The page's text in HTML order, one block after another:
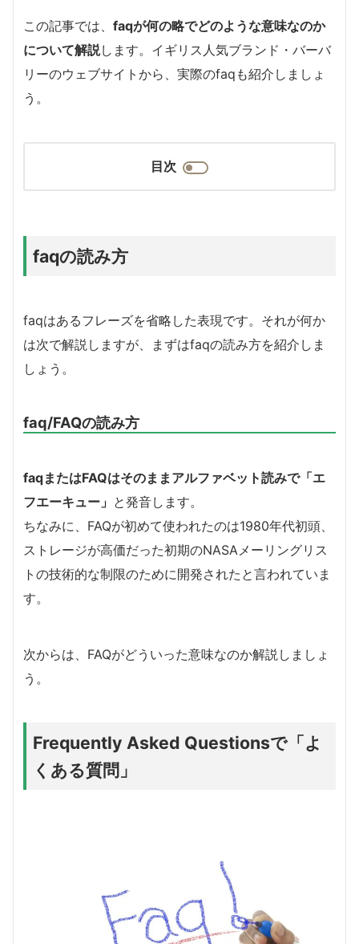
この記事では、 faqが何の略でどのような意味なのか
について解説します。イギリス人気ブランド・バーバ
リーのウェブサイトから、実際のfaqも紹介しましょ
う。
目次
faqの読み方
faqはあるフレーズを省略した表現です。それが何か
は次で解説しますが、まずはfaqの読み方を紹介しま
しょう。
faq/FAQの読み方
faqまたはFAQはそのままアルファベット読みで「エ
フエーキュー」 と発音します。
ちなみに、FAQが初めて使われたのは1980年代初頭、
ストレージが高価だった初期のNASAメーリングリス
トの技術的な制限のために開発されたと言われていま
す。
次からは、FAQがどういった意味なのか解説しましょ
う。
Frequently Asked Questionsで「よ
くある質問」